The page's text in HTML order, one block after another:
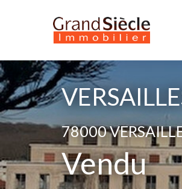
78000
Vendu